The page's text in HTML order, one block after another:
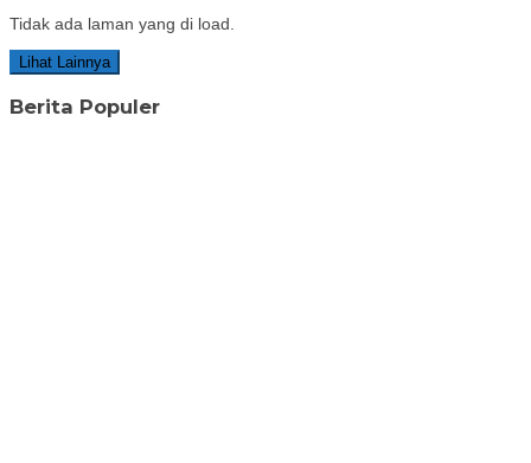
Tidak ada laman yang di load.
Lihat Lainnya
Berita Populer